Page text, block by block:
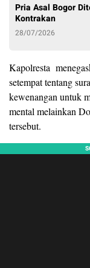
Pria Asal Bogor
Kontrakan
28/07/2026
Kapolresta
setempat tentang
kewenangan untuk
mental melainkan
tersebut.